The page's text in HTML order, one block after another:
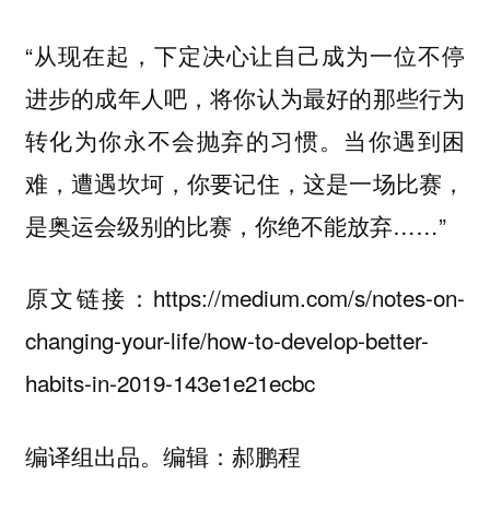
“从现在起，下定决心让自己成为一位不停
进步的成年人吧，将你认为最好的那些行为
转化为你永不会抛弃的习惯。当你遇到困
难，遭遇坎坷，你要记住，这是一场比赛，
是奥运会级别的比赛，你绝不能放弃……”
原文链接：https://medium.com/s/notes-on-
changing-your-life/how-to-develop-better-
habits-in-2019-143e1e21ecbc
编译组出品。编辑：郝鹏程